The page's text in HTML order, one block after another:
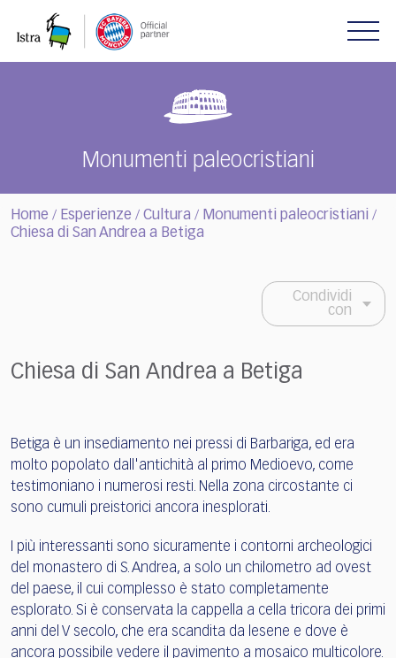
note:
Monumenti paleocristiani
Home / Esperienze / Cultura / Monumenti paleocristiani /
Chiesa di San Andrea a Betiga
Condividi
con
Chiesa di San Andrea a Betiga
Betiga è un insediamento nei pressi di Barbariga, ed era
molto popolato dall'antichità al primo Medioevo, come
testimoniano i numerosi resti. Nella zona circostante ci
sono cumuli preistorici ancora inesplorati.
I più interessanti sono sicuramente i contorni archeologici
del monastero di S. Andrea, a solo un chilometro ad ovest
del paese, il cui complesso è stato completamente
esplorato. Si è conservata la cappella a cella tricora dei primi
anni del V secolo, che era scandita da lesene e dove è
ancora possibile vedere il pavimento a mosaico multicolore.